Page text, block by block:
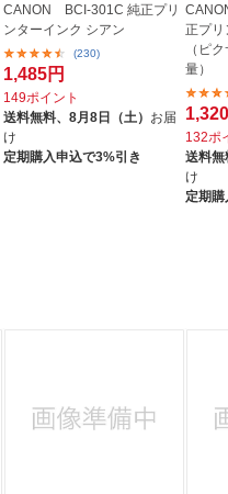
CANON BCI-301C 純正プリ
ンターインク シアン
(230)
1,485円
149ポイント
送料無料、 8月8日（土） お届
け
定期購入申込で3%引き
正プリ
（ピ
量）
132ポ
送料無
け
定期